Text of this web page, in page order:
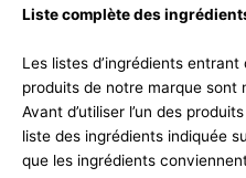
Liste complète des
Les listes d’ingrédients
produits de notre marque sont
Avant d’utiliser l’un des
liste des ingrédients indiquée
que les ingrédients